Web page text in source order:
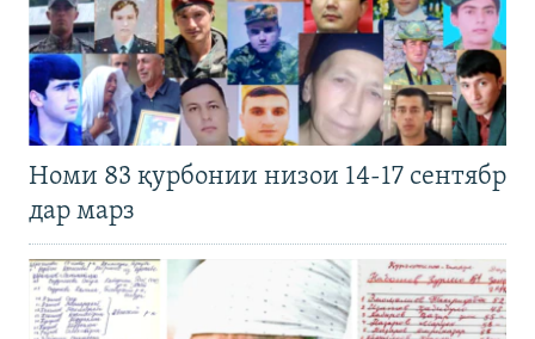
Номи 83 қурбонии низои 14-17 сентябр
дар марз